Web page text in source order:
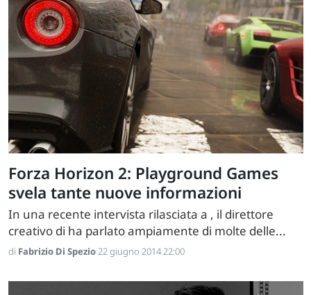
Forza Horizon 2: Playground Games
svela tante nuove informazioni
In una recente intervista rilasciata a , il direttore
creativo di ha parlato ampiamente di molte delle...
di Fabrizio Di Spezio22 giugno 2014 22:00